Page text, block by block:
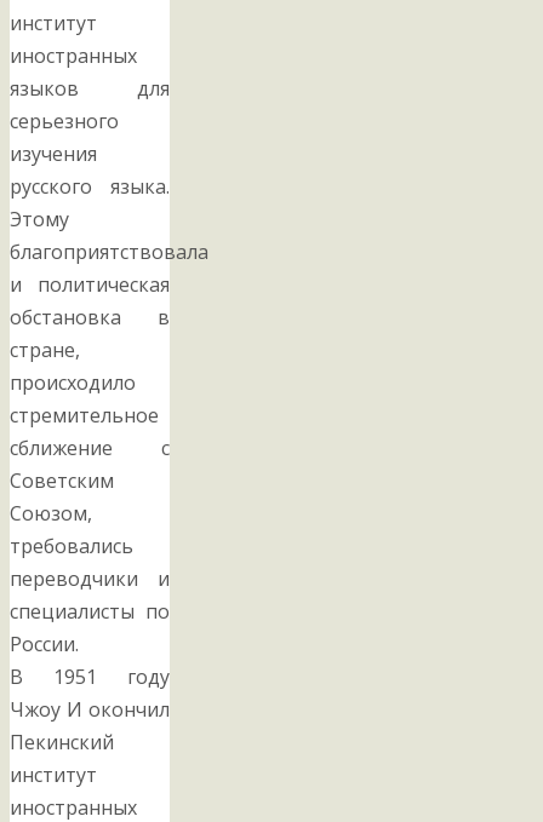
институт
иностранных
языков для
серьезного
изучения
русского языка.
Этому
благоприятствовала
и политическая
обстановка в
стране,
происходило
стремительное
сближение с
Советским
Союзом,
требовались
переводчики и
специалисты по
России.
В 1951 году
Чжоу И окончил
Пекинский
институт
иностранных